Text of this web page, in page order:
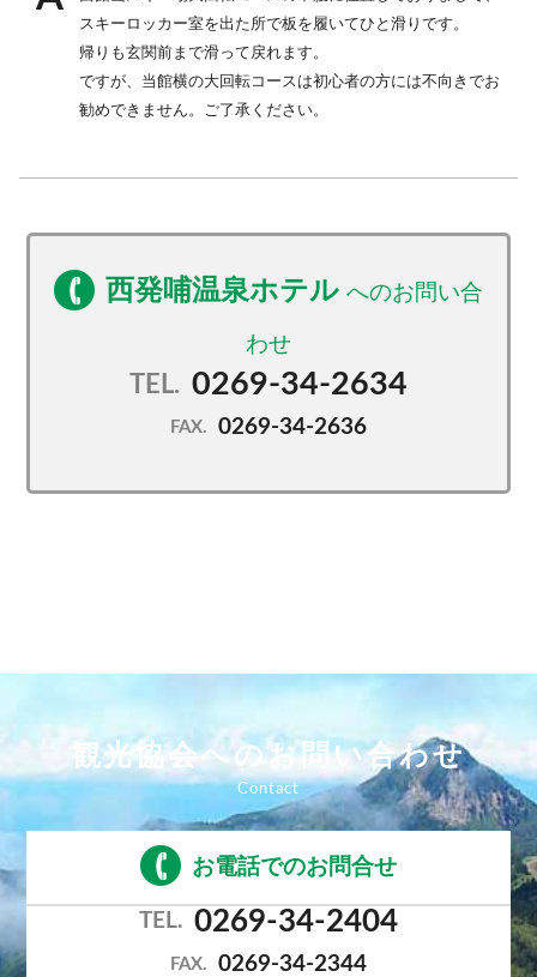
スキーロッカー室を出た所で板を履いてひと滑りです。
帰りも玄関前まで滑って戻れます。
ですが、当館横の大回転コースは初心者の方には不向きでお
勧めできません。ご了承ください。
西発哺温泉ホテル
TEL. 0269-34-2634
FAX. 0269-34-2636
観光協会へのお問い合わせ
お電話でのお問合せ
TEL. 0269-34-2404
FAX. 0269-34-2344